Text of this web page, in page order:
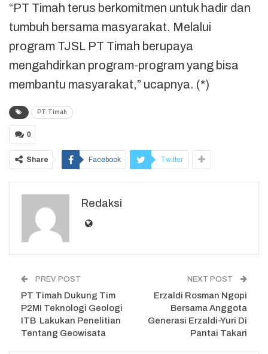
“PT Timah terus berkomitmen untuk hadir dan
tumbuh bersama masyarakat. Melalui
program TJSL PT Timah berupaya
mengahdirkan program-program yang bisa
membantu masyarakat,” ucapnya. (*)
PT.Timah
0
Share Facebook Twitter
Redaksi
PREV POST
PT Timah Dukung Tim
P2MI Teknologi Geologi
ITB Lakukan Penelitian
Tentang Geowisata
NEXT POST
Erzaldi Rosman Ngopi
Bersama Anggota
Generasi Erzaldi-Yuri Di
Pantai Takari